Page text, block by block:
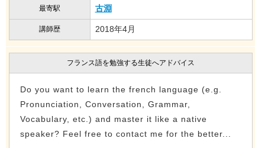
最寄駅 古淵
講師歴 2018年4月
フランス語を勉強する生徒へアドバイス
Do you want to learn the french language (e.g.
Pronunciation, Conversation, Grammar,
Vocabulary, etc.) and master it like a native
speaker? Feel free to contact me for the better...